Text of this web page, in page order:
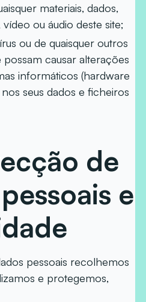
materiais, dados,
ou áudio deste site;
ou de quaisquer outros
causar alterações
informáticos (hardware
seus dados e ficheiros
de
e
pessoais recolhemos
e protegemos,